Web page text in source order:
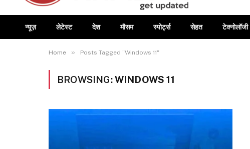
न्यूज़ लेटेस्ट देश मौसम स्पोर्ट्स सेहत टेक्नोलॉजी
Home » Posts Tagged "Windows 11"
BROWSING:WINDOWS 11